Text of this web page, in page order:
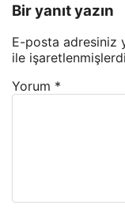
Bir yanıt yazın
E-posta adresiniz
ile
Yorum *